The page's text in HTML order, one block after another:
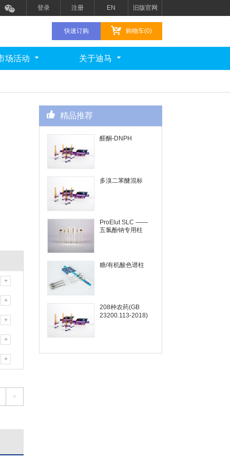
旧版官网
EN
注册
登录
快速订购 购物车(0)
场活动 关于迪马
+
+
+
+
+
>
精品推荐
醛酮-DNPH
多溴二苯醚混标
ProElut SLC ——
五氯酚钠专用柱
糖/有机酸色谱柱
208种农药(GB
23200.113-2018)